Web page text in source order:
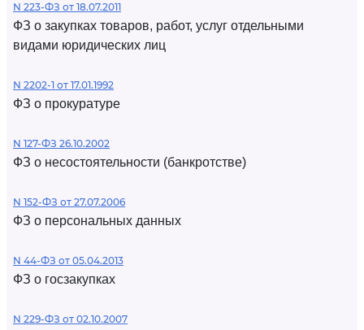
N 223-ФЗ от 18.07.2011
ФЗ о закупках товаров, работ, услуг отдельными
видами юридических лиц
N 2202-1 от 17.01.1992
ФЗ о прокуратуре
N 127-ФЗ 26.10.2002
ФЗ о несостоятельности (банкротстве)
N 152-ФЗ от 27.07.2006
ФЗ о персональных данных
N 44-ФЗ от 05.04.2013
ФЗ о госзакупках
N 229-ФЗ от 02.10.2007